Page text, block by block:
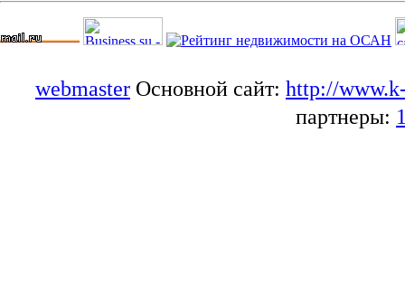
webmaster Основной сайт: http://
партнеры: